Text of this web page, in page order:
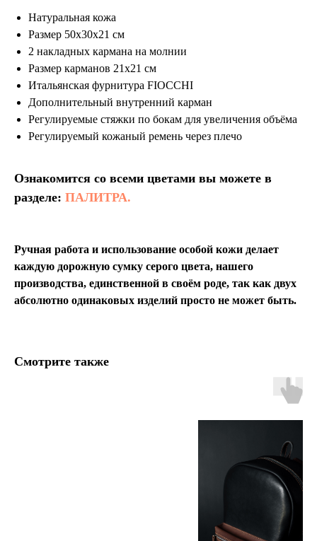
Натуральная кожа
Размер 50х30х21 см
2 накладных кармана на молнии
Размер карманов 21х21 см
Итальянская фурнитура FIOCCHI
Дополнительный внутренний карман
Регулируемые стяжки по бокам для увеличения объёма
Регулируемый кожаный ремень через плечо
Ознакомится со всеми цветами вы можете в
разделе: ПАЛИТРА.
Ручная работа и использование особой кожи делает
каждую дорожную сумку серого цвета, нашего
производства, единственной в своём роде, так как двух
абсолютно одинаковых изделий просто не может быть.
Смотрите также